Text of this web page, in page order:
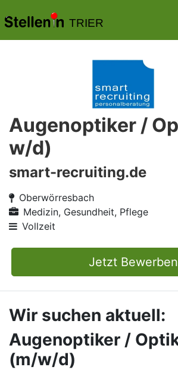
TRIER
Augenoptiker /
w/d)
smart-recruiting.de
Oberwörresbach
Medizin, Gesundheit, Pflege
Vollzeit
Jetzt Bewerben
Wir suchen aktuell:
Augenoptiker /
(m/w/d)